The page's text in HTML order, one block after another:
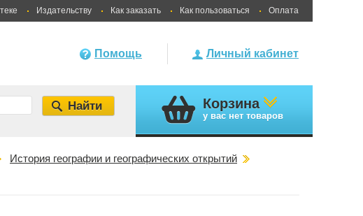
Издательству Как заказать Как пользоваться Оплата
Личный кабинет
Помощь
Корзина
у вас нет товаров
История географии и географических открытий